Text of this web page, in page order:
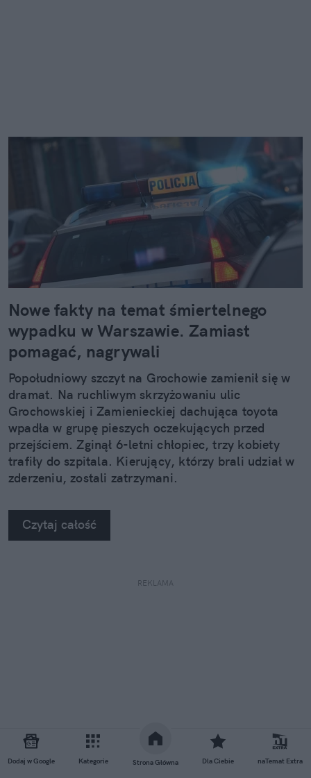
Dodaj w Google Kategorie Strona Główna Dla Ciebie naTemat Extra
Nowe fakty na temat śmiertelnego
wypadku w Warszawie. Zamiast
pomagać, nagrywali
Popołudniowy szczyt na Grochowie zamienił się w
dramat. Na ruchliwym skrzyżowaniu ulic
Grochowskiej i Zamienieckiej dachująca toyota
wpadła w grupę pieszych oczekujących przed
przejściem. Zginął 6-letni chłopiec, trzy kobiety
trafiły do szpitala. Kierujący, którzy brali udział w
zderzeniu, zostali zatrzymani.
Czytaj całość
REKLAMA